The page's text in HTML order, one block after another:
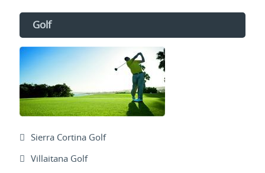
Golf
Sierra Cortina Golf
Villaitana Golf